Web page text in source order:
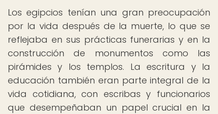
Los egipcios tenían una gran preocupación
por la vida después de la muerte, lo que se
reflejaba en sus prácticas funerarias y en la
construcción de monumentos como las
pirámides y los templos. La escritura y la
educación también eran parte integral de la
vida cotidiana, con escribas y funcionarios
que desempeñaban un papel crucial en la